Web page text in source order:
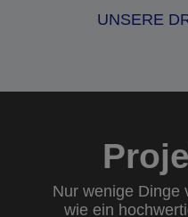
UNSERE
Nur wenige Dinge
wie ein